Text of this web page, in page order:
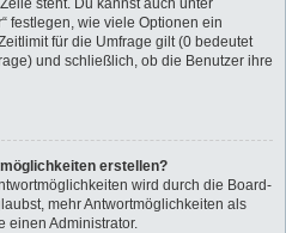
steht. Du kannst auch unter
festlegen, wie viele Optionen ein
für die Umfrage gilt (0 bedeutet
und schließlich, ob die Benutzer ihre
erstellen?
wird durch die Board-
mehr Antwortmöglichkeiten als
einen Administrator.